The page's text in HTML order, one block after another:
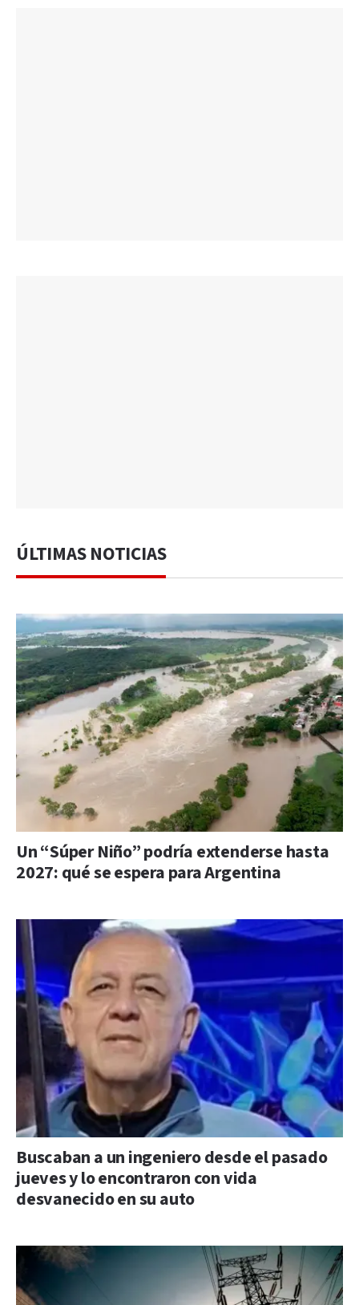
ÚLTIMAS NOTICIAS
Un “Súper Niño” podría extenderse hasta
2027: qué se espera para Argentina
Buscaban a un ingeniero desde el pasado
jueves y lo encontraron con vida
desvanecido en su auto